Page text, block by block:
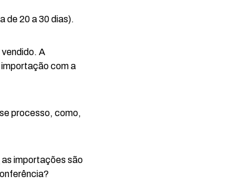
de 20 a 30 dias).
A
com a
processo, como,
as importações são